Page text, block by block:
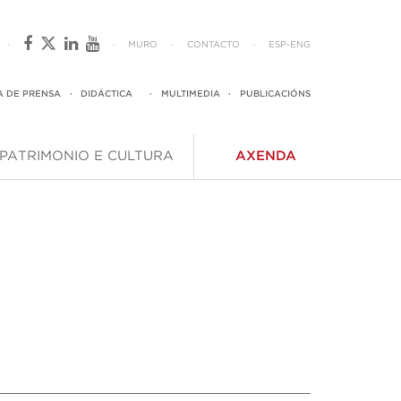
· · MURO · CONTACTO · ESP - ENG
DE PRENSA · DIDÁCTICA · MULTIMEDIA · PUBLICACIÓNS
PATRIMONIO E CULTURA AXENDA